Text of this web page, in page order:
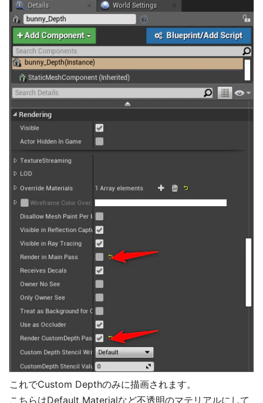
これでCustom Depthのみに描画されます。
こちらはDefault Materialなど不透明のマテリアルにして